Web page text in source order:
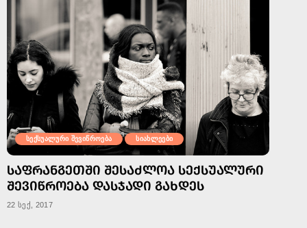
სექსუალური შევიწროება სიახლეები
ᲡᲐᲤᲠᲐᲜᲒᲔᲗᲨᲘ ᲨᲔᲡᲐᲫᲚᲝᲐ ᲡᲔᲥᲡᲣᲐᲚᲣᲠᲘ
ᲨᲔᲕᲘᲬᲠᲝᲔᲑᲐ ᲓᲐᲡᲯᲐᲓᲘ ᲒᲐᲮᲓᲔᲡ
22 სექ, 2017